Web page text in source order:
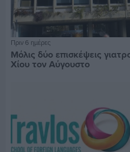
Πριν 6 ημέρες
Μόλις δύο επισκέψεις
Χίου τον Αύγουστο